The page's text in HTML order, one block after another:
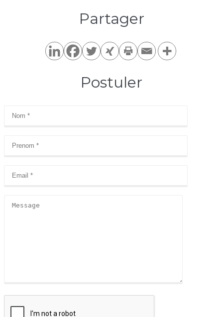
Partager​
Postuler​